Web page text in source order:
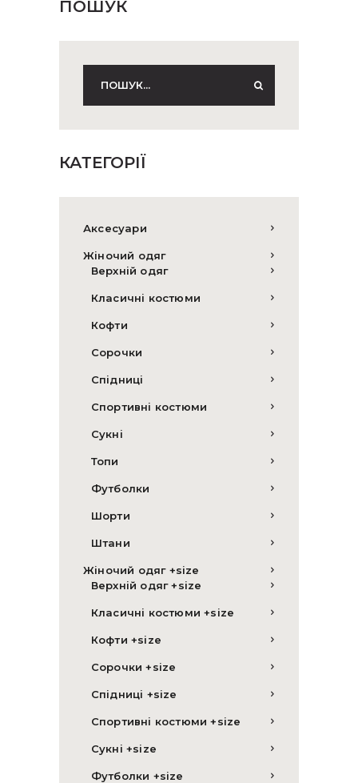
ПОШУК
КАТЕГОРІЇ
Аксесуари
Жіночий одяг
Верхній одяг
Класичні костюми
Кофти
Сорочки
Спідниці
Спортивні костюми
Сукні
Топи
Футболки
Шорти
Штани
Жіночий одяг +size
Верхній одяг +size
Класичні костюми +size
Кофти +size
Сорочки +size
Спідниці +size
Спортивні костюми +size
Сукні +size
Футболки +size